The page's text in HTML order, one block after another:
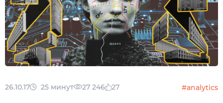
26.10.17 25 минут 27 246 27 #analytics